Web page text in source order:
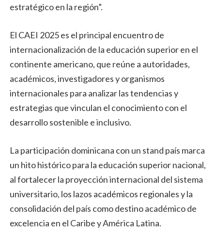
estratégico en la región”.
El CAEI 2025 es el principal encuentro de
internacionalización de la educación superior en el
continente americano, que reúne a autoridades,
académicos, investigadores y organismos
internacionales para analizar las tendencias y
estrategias que vinculan el conocimiento con el
desarrollo sostenible e inclusivo.
La participación dominicana con un stand país marca
un hito histórico para la educación superior nacional,
al fortalecer la proyección internacional del sistema
universitario, los lazos académicos regionales y la
consolidación del país como destino académico de
excelencia en el Caribe y América Latina.